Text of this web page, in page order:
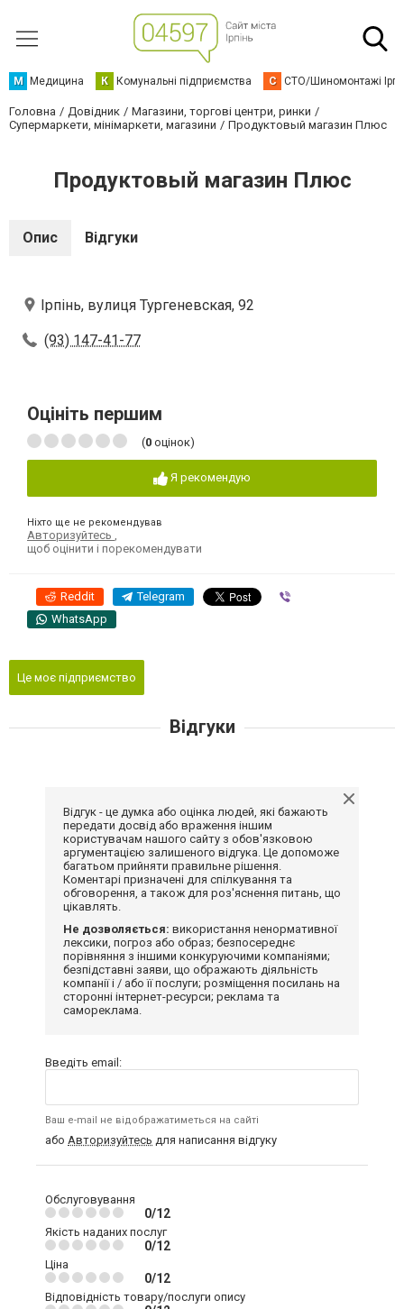
М Медицина К Комунальні підприємства С СТО/Шиномонтажі
Головна Довідник
Магазини, торгові центри, ринки
Супермаркети, мінімаркети, магазини
Продуктовый магазин Плюс
Продуктовый магазин Плюс
Опис Відгуки
Ірпінь, вулиця Тургеневская, 92
(93) 147-41-77
Оцініть першим
(0 оцінок)
Я рекомендую
Ніхто ще не рекомендував
Авторизуйтесь
щоб оцінити і порекомендувати
Reddit Telegram
WhatsApp
Це моє підприємство
Відгуки
Відгук - це думка або оцінка людей, які бажають
передати досвід або враження іншим
користувачам нашого сайту з обов'язковою
аргументацією залишеного відгука. Це допоможе
багатьом прийняти правильне рішення.
Коментарі призначені для спілкування та
обговорення, а також для роз'яснення питань, що
цікавлять.
Не дозволяється: використання ненормативної
лексики, погроз або образ; безпосереднє
порівняння з іншими конкуруючими компаніями;
безпідставні заяви, що ображають діяльність
компанії і / або її послуги; розміщення посилань на
сторонні інтернет-ресурси; реклама та
самореклама.
Введіть email:
Ваш e-mail не відображатиметься на сайті
або Авторизуйтесь для написання відгуку
Обслуговування
0/12
Якість наданих послуг
0/12
Ціна
0/12
Відповідність товару/послуги опису